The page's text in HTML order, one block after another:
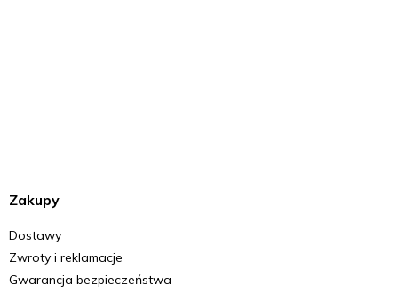
Zakupy
Dostawy
Zwroty i reklamacje
Gwarancja bezpieczeństwa